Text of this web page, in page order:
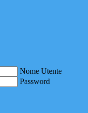
Nome Utente
Password